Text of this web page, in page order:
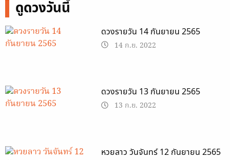
ดูดวงวันนี้
ดวงรายวัน 14 กันยายน 2565
14 ก.ย. 2022
ดวงรายวัน 13 กันยายน 2565
13 ก.ย. 2022
หวยลาว วันจันทร์ 12 กันยายน 2565